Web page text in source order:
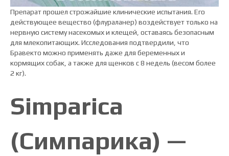
Препарат прошел строжайшие клинические испытания. Его
действующее вещество (флураланер) воздействует только на
нервную систему насекомых и клещей, оставаясь безопасным
для млекопитающих. Исследования подтвердили, что
Бравекто можно применять даже для беременных и
кормящих собак, а также для щенков с 8 недель (весом более
2 кг).
Simparica
(Симпарика) —